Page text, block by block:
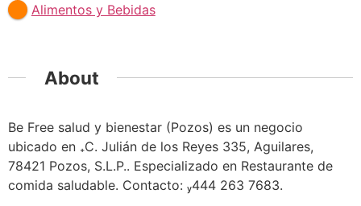
Alimentos y Bebidas
About
Be Free salud y bienestar (Pozos) es un negocio
ubicado en C. Julián de los Reyes 335, Aguilares,
78421 Pozos, S.L.P.. Especializado en Restaurante de
comida saludable. Contacto: 444 263 7683.